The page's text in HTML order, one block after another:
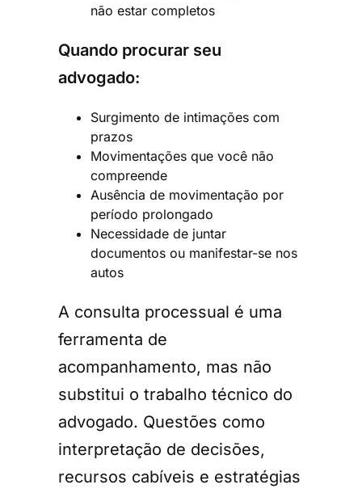
não estar completos
Quando procurar seu
advogado:
Surgimento de intimações com
prazos
Movimentações que você não
compreende
Ausência de movimentação por
período prolongado
Necessidade de juntar
documentos ou manifestar-se nos
autos
A consulta processual é uma
ferramenta de
acompanhamento, mas não
substitui o trabalho técnico do
advogado. Questões como
interpretação de decisões,
recursos cabíveis e estratégias